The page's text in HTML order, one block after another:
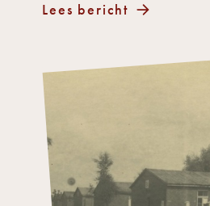
Lees bericht